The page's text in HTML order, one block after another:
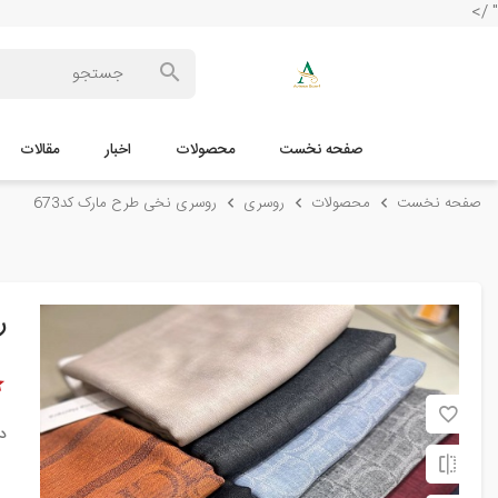
" />
صفحه نخست محصولات اخبار مقالات
صفحه نخست محصولات روسری روسری نخی طرح مارک کد673